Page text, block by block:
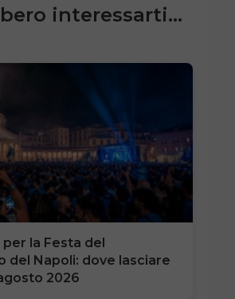
interessarti...
la Festa del
del Napoli: dove lasciare
2026